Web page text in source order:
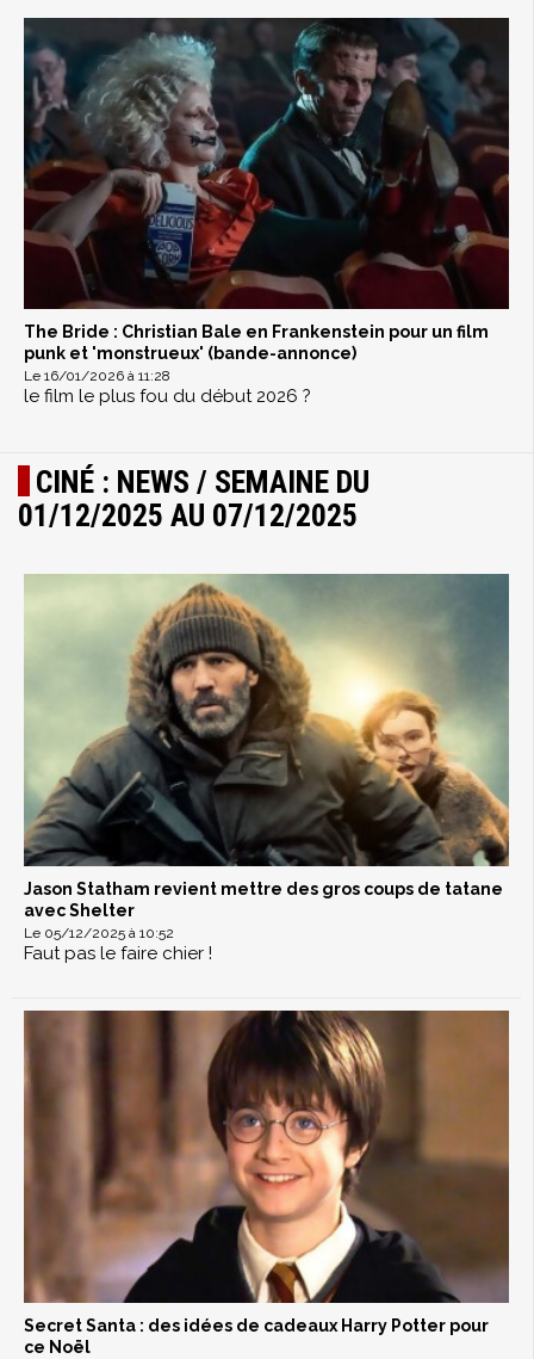
The Bride : Christian Bale en Frankenstein pour un film
punk et 'monstrueux' (bande-annonce)
Le 16/01/2026 à 11:28
le film le plus fou du début 2026 ?
CINÉ : NEWS / SEMAINE DU
01/12/2025 AU 07/12/2025
Jason Statham revient mettre des gros coups de tatane
avec Shelter
Le 05/12/2025 à 10:52
Faut pas le faire chier !
Secret Santa : des idées de cadeaux Harry Potter pour
ce Noël